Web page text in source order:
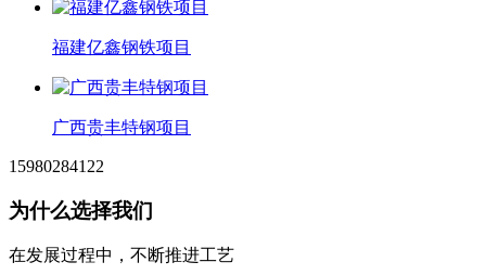
福建亿鑫钢铁项目
广西贵丰特钢项目
15980284122
为什么选择我们
在发展过程中，不断推进工艺